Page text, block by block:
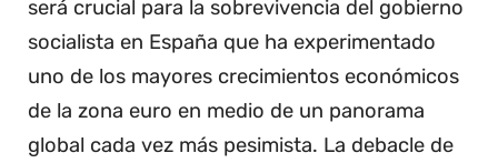
será crucial para la sobrevivencia del gobierno
socialista en España que ha experimentado
uno de los mayores crecimientos económicos
de la zona euro en medio de un panorama
global cada vez más pesimista. La debacle de